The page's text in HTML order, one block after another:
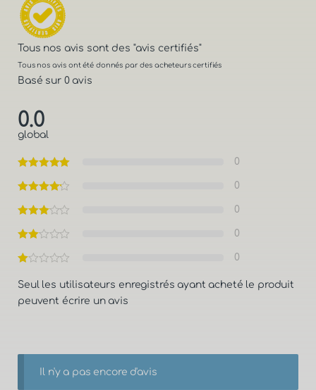
Tous nos avis sont des "avis certifiés"
Tous nos avis ont été donnés par des acheteurs certifiés
Basé sur 0 avis
0.0
global
0
0
0
0
0
Seul les utilisateurs enregistrés ayant acheté le produit
peuvent écrire un avis
Il n'y a pas encore d'avis